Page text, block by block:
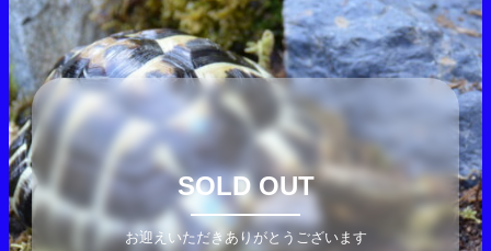
SOLD OUT
お迎えいただきありがとうございます